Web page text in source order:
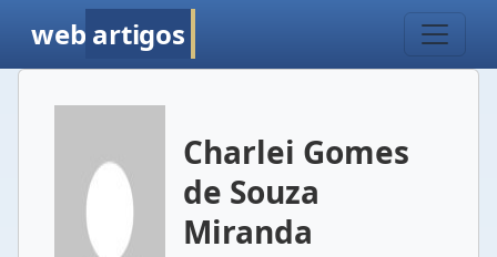
web artigos
Charlei Gomes
de Souza
Miranda